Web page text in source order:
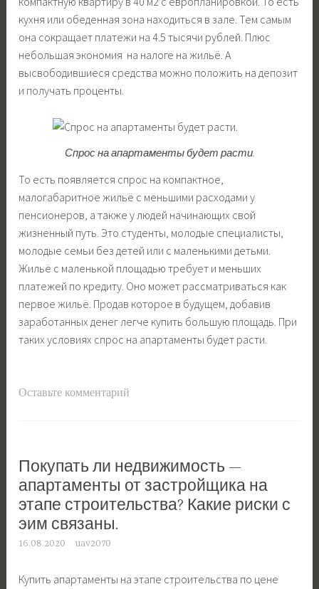
кухня или обеденная зона находиться в зале. Тем самым
она сокращает платежи на 4.5 тысячи рублей. Плюс
небольшая экономия на налоге на жильё. А
высвободившиеся средства можно положить на депозит
и получать проценты.
Спрос на апартаменты будет расти.
То есть появляется спрос на компактное,
малогабаритное жильё с меньшими расходами у
пенсионеров, а также у людей начинающих свой
жизненный путь. Это студенты, молодые специалисты,
молодые семьи без детей или с маленькими детьми.
Жильё с маленькой площадью требует и меньших
платежей по кредиту. Оно может рассматриваться как
первое жильё. Продав которое в будущем, добавив
заработанных денег легче купить большую площадь. При
таких условиях спрос на апартаменты будет расти.
Оставьте комментарий
Покупать ли недвижимость —
апартаменты от застройщика на
этапе строительства? Какие риски с
эим связаны.
16.08.2020 uav2070
Купить апартаменты на этапе строительства по цене